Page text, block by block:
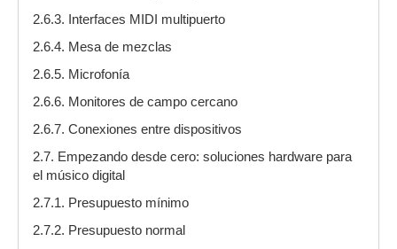
2.6.3. Interfaces MIDI multipuerto
2.6.4. Mesa de mezclas
2.6.5. Microfonía
2.6.6. Monitores de campo cercano
2.6.7. Conexiones entre dispositivos
2.7. Empezando desde cero: soluciones hardware para
el músico digital
2.7.1. Presupuesto mínimo
2.7.2. Presupuesto normal